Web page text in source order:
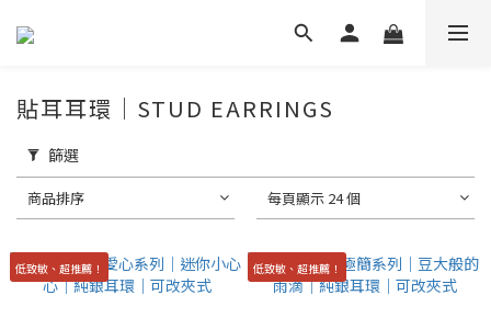
貼耳耳環｜STUD EARRINGS
篩選
商品排序 每頁顯示 24 個
低致敏、超推薦！ 低致敏、超推薦！